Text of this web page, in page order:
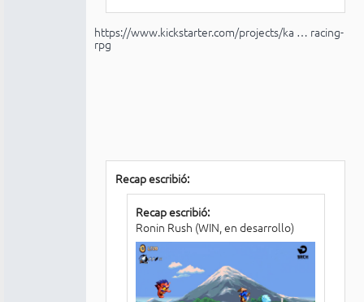
https://www.kickstarter.com/projects/ka … racing-
rpg
Recap escribió:
Recap escribió:
Ronin Rush (WIN, en desarrollo)